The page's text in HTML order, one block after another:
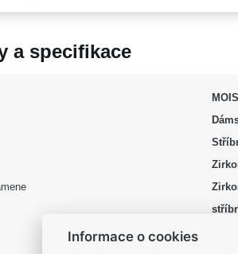
a specifikace
Informace o cookies